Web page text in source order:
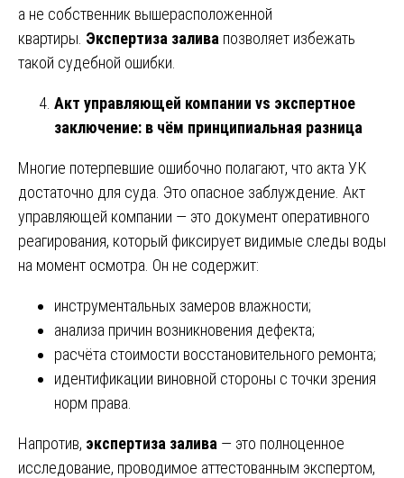
а не собственник вышерасположенной
квартиры. Экспертиза залива позволяет избежать
такой судебной ошибки.
Акт управляющей компании vs экспертное
заключение: в чём принципиальная разница
Многие потерпевшие ошибочно полагают, что акта УК
достаточно для суда. Это опасное заблуждение. Акт
управляющей компании — это документ оперативного
реагирования, который фиксирует видимые следы воды
на момент осмотра. Он не содержит:
инструментальных замеров влажности;
анализа причин возникновения дефекта;
расчёта стоимости восстановительного ремонта;
идентификации виновной стороны с точки зрения
норм права.
Напротив, экспертиза залива — это полноценное
исследование, проводимое аттестованным экспертом,